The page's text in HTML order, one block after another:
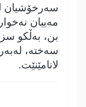
سەرخۆشیان
مەییان
بن، بەڵکو
سەختە،
لانامێنێت.